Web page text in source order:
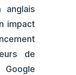
impact
de